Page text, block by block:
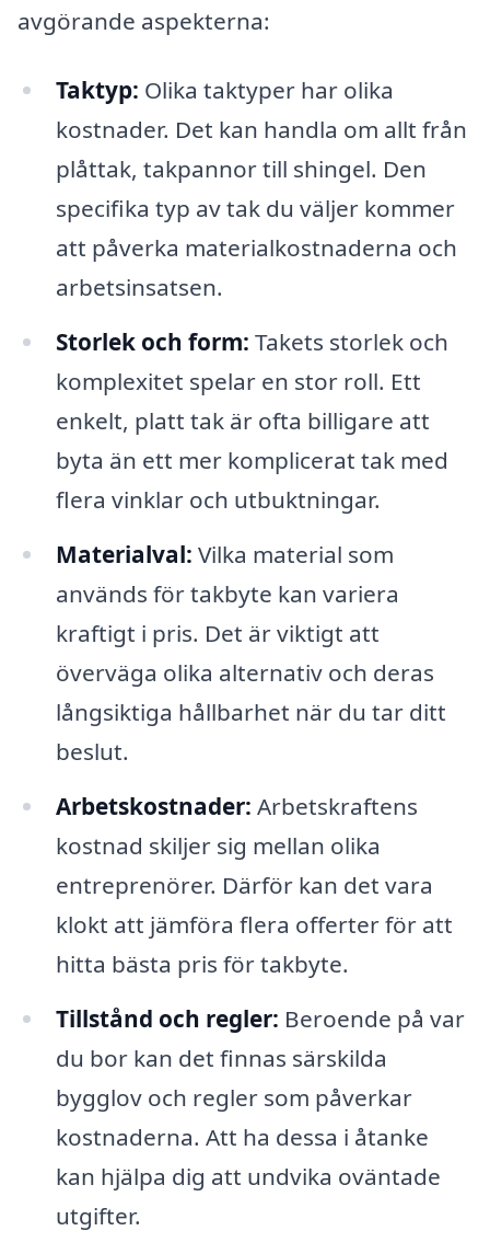
avgörande aspekterna:
Taktyp: Olika taktyper har olika
kostnader. Det kan handla om allt från
plåttak, takpannor till shingel. Den
specifika typ av tak du väljer kommer
att påverka materialkostnaderna och
arbetsinsatsen.
Storlek och form: Takets storlek och
komplexitet spelar en stor roll. Ett
enkelt, platt tak är ofta billigare att
byta än ett mer komplicerat tak med
flera vinklar och utbuktningar.
Materialval: Vilka material som
används för takbyte kan variera
kraftigt i pris. Det är viktigt att
överväga olika alternativ och deras
långsiktiga hållbarhet när du tar ditt
beslut.
Arbetskostnader: Arbetskraftens
kostnad skiljer sig mellan olika
entreprenörer. Därför kan det vara
klokt att jämföra flera offerter för att
hitta bästa pris för takbyte.
Tillstånd och regler: Beroende på var
du bor kan det finnas särskilda
bygglov och regler som påverkar
kostnaderna. Att ha dessa i åtanke
kan hjälpa dig att undvika oväntade
utgifter.